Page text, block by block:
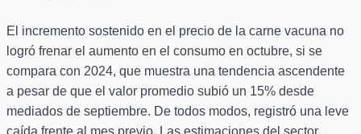
El incremento sostenido en el precio de la carne vacuna no
logró frenar el aumento en el consumo en octubre, si se
compara con 2024, que muestra una tendencia ascendente
a pesar de que el valor promedio subió un 15% desde
mediados de septiembre. De todos modos, registró una leve
caída frente al mes previo. Las estimaciones del sector